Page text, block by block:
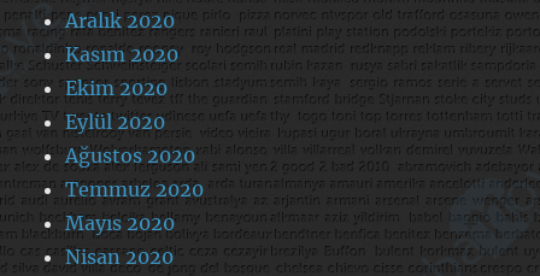
Aralık 2020
Kasım 2020
Ekim 2020
Eylül 2020
Ağustos 2020
Temmuz 2020
Mayıs 2020
Nisan 2020